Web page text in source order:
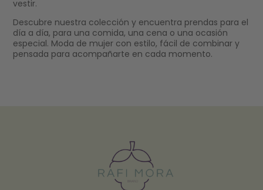
vestir.
Descubre nuestra colección y encuentra prendas para el
día a día, para una comida, una cena o una ocasión
especial. Moda de mujer con estilo, fácil de combinar y
pensada para acompañarte en cada momento.